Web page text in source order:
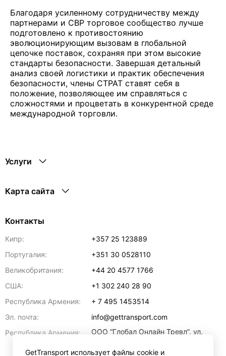
Благодаря усиленному сотрудничеству между
партнерами и CBP торговое сообщество лучше
подготовлено к противостоянию
эволюционирующим вызовам в глобальной
цепочке поставок, сохраняя при этом высокие
стандарты безопасности. Завершая детальный
анализ своей логистики и практик обеспечения
безопасности, члены CTPAT ставят себя в
положение, позволяющее им справляться с
сложностями и процветать в конкурентной среде
международной торговли.
Услуги
Карта сайта
Контакты
Кипр:
+357 25 123889
Португалия:
+351 30 0528110
Великобритания:
+44 20 4577 1766
США:
+1 302 240 28 90
Республика Армения:
+ 7 495 1453514
Эл. почта:
info@gettransport.com
Республика Армения:
ООО “Глобал Онлайн Тревл”, ул.
регистрационный номер
GetTransport использует файлы cookie и